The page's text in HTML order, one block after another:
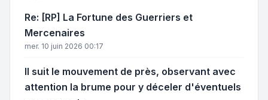
Re: [RP] La Fortune des Guerriers et
Mercenaires
mer. 10 juin 2026 00:17
Il suit le mouvement de près, observant avec
attention la brume pour y déceler d'éventuels